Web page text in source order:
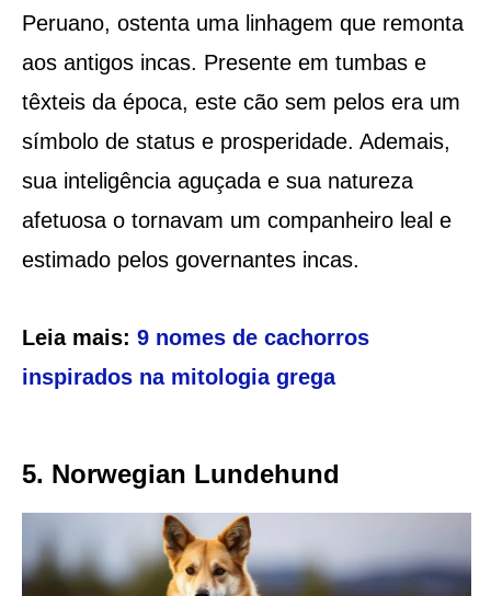
Peruano, ostenta uma linhagem que remonta
aos antigos incas. Presente em tumbas e
têxteis da época, este cão sem pelos era um
símbolo de status e prosperidade. Ademais,
sua inteligência aguçada e sua natureza
afetuosa o tornavam um companheiro leal e
estimado pelos governantes incas.
Leia mais: 9 nomes de cachorros
inspirados na mitologia grega
5. Norwegian Lundehund